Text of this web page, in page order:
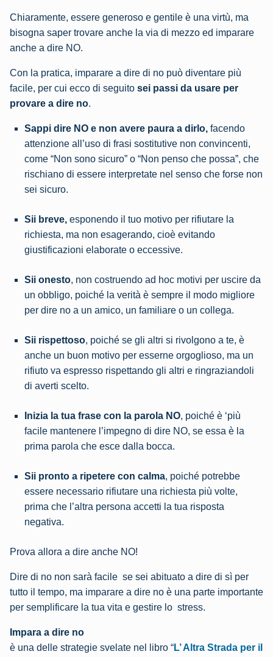
Chiaramente, essere generoso e gentile è una virtù, ma
bisogna saper trovare anche la via di mezzo ed imparare
anche a dire NO.
Con la pratica, imparare a dire di no può diventare più
facile, per cui ecco di seguito sei passi da usare per
provare a dire no.
Sappi dire NO e non avere paura a dirlo, facendo
attenzione all’uso di frasi sostitutive non convincenti,
come “Non sono sicuro” o “Non penso che possa”, che
rischiano di essere interpretate nel senso che forse non
sei sicuro.
Sii breve, esponendo il tuo motivo per rifiutare la
richiesta, ma non esagerando, cioè evitando
giustificazioni elaborate o eccessive.
Sii onesto, non costruendo ad hoc motivi per uscire da
un obbligo, poiché la verità è sempre il modo migliore
per dire no a un amico, un familiare o un collega.
Sii rispettoso, poiché se gli altri si rivolgono a te, è
anche un buon motivo per esserne orgoglioso, ma un
rifiuto va espresso rispettando gli altri e ringraziandoli
di averti scelto.
Inizia la tua frase con la parola NO, poiché è ‘più
facile mantenere l’impegno di dire NO, se essa è la
prima parola che esce dalla bocca.
Sii pronto a ripetere con calma, poiché potrebbe
essere necessario rifiutare una richiesta più volte,
prima che l’altra persona accetti la tua risposta
negativa.
Prova allora a dire anche NO!
Dire di no non sarà facile se sei abituato a dire di sì per
tutto il tempo, ma imparare a dire no è una parte importante
per semplificare la tua vita e gestire lo stress.
Impara a dire no
è una delle strategie svelate nel libro “L’ Altra Strada per il